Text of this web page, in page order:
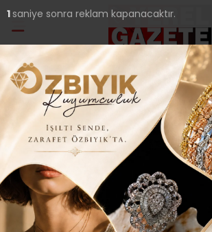
Ana Sayfa›Genel
ÜSKÜDAR’I KİTAP
KOKUSU SARDI